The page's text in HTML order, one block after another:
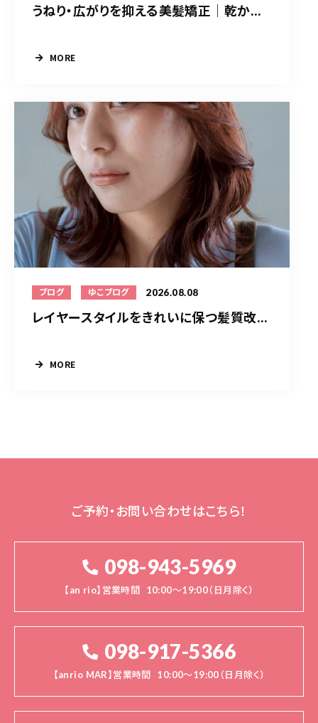
うねり・広がりを抑える美髪矯正｜乾か...
MORE
ブログ ゆこブログ 2026.08.08
レイヤースタイルをきれいに保つ髪質改...
MORE
ご予約・お問い合わせはこちら！
098-943-5969
【an rio】営業時間 10:00～19:00（日月除く）
098-917-5366
【anrio MAR】営業時間 10:00～19:00（日月除く）